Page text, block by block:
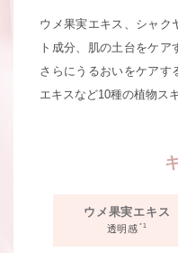
ウメ果実エキス、シャク
ト成分、 肌の土台をケア
さらにうるおいをケアす
エキスなど10種の植物ス
ウメ果実エキス
透明感 *1